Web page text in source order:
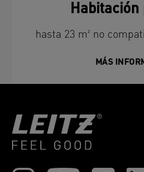
Habitación
hasta 23 m² no
MÁS